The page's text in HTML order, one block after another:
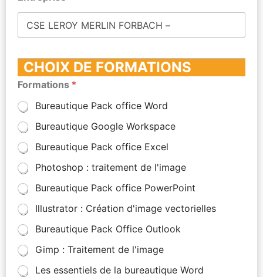
CHOIX DE FORMATIONS
Formations *
Bureautique Pack office Word
Bureautique Google Workspace
Bureautique Pack office Excel
Photoshop : traitement de l'image
Bureautique Pack office PowerPoint
Illustrator : Création d'image vectorielles
Bureautique Pack Office Outlook
Gimp : Traitement de l'image
Les essentiels de la bureautique Word